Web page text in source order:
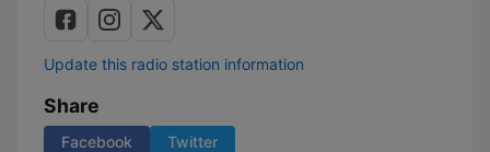
Update this radio station information
Share
Facebook Twitter